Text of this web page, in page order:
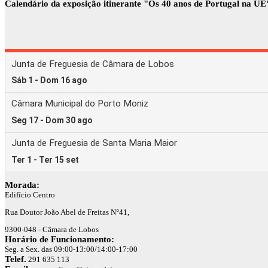
Calendário da exposição itinerante "Os 40 anos de Portugal na
Morada:
Edifício Centro
Rua Doutor João Abel de Freitas N°41,
9300-048 - Câmara de Lobos
Horário de Funcionamento:
Seg. a Sex. das 09:00-13:00/14:00-17:00
Telef. 291 635 113